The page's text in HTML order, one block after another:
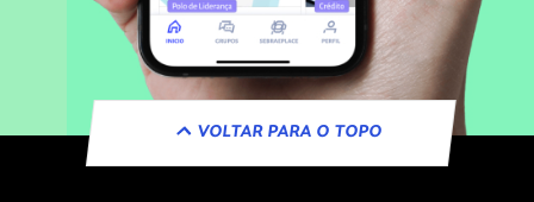
VOLTAR PARA O TOPO